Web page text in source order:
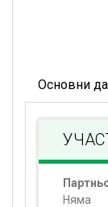
Основни
Няма